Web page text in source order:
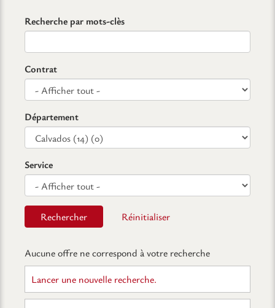
Recherche par mots-clès
Contrat
Département
Service
Rechercher Réinitialiser
Aucune offre ne correspond à votre recherche
Lancer une nouvelle recherche.